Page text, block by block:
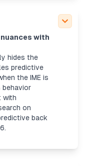
with
hides the
predictive
the IME is
behavior
with
on
back